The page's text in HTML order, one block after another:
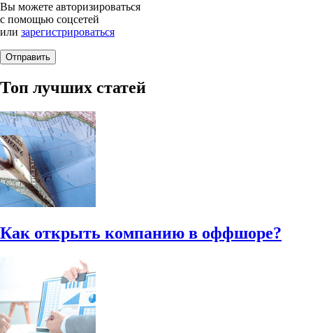
Вы можете авторизироваться
с помощью соцсетей
или зарегистрироваться
Топ лучших статей
Как открыть компанию в оффшоре?